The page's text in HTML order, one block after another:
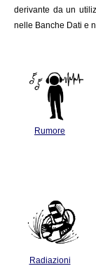
derivante da un
nelle Banche Dati e
Rumore
Radiazioni